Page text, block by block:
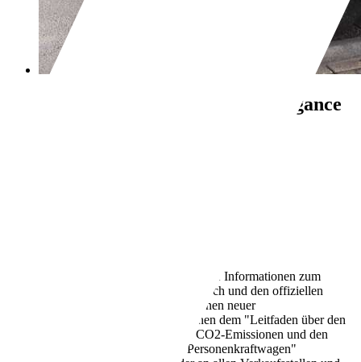
3.2 DI-D Elegance
Weitere Informationen zum
offiziellen Kraftstoffverbrauch und den offiziellen
spezifischen CO2-Emissionen neuer
Personenkraftwagen können dem "Leitfaden über den
Kraftstoffverbrauch, die CO2-Emissionen und den
Stromverbrauch neuer Personenkraftwagen"